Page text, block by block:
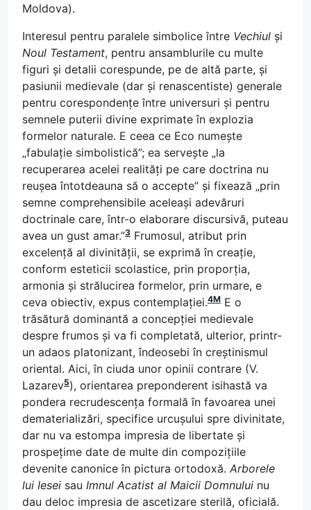
Moldova).
Interesul pentru paralele simbolice între Vechiul și
Noul Testament, pentru ansamblurile cu multe
figuri și detalii corespunde, pe de altă parte, și
pasiunii medievale (dar și renascentiste) generale
pentru corespondențe între universuri și pentru
semnele puterii divine exprimate în explozia
formelor naturale. E ceea ce Eco numește
„fabulație simbolistică”; ea servește „la
recuperarea acelei realități pe care doctrina nu
reușea întotdeauna să o accepte” și fixează „prin
semne comprehensibile aceleași adevăruri
doctrinale care, într-o elaborare discursivă, puteau
avea un gust amar.”3 Frumosul, atribut prin
excelență al divinității, se exprimă în creație,
conform esteticii scolastice, prin proporția,
armonia și strălucirea formelor, prin urmare, e
ceva obiectiv, expus contemplației.4M E o
trăsătură dominantă a concepției medievale
despre frumos și va fi completată, ulterior, printr-
un adaos platonizant, îndeosebi în creștinismul
oriental. Aici, în ciuda unor opinii contrare (V.
Lazarev5), orientarea preponderent isihastă va
pondera recrudescența formală în favoarea unei
dematerializări, specifice urcușului spre divinitate,
dar nu va estompa impresia de libertate și
prospețime date de multe din compozițiile
devenite canonice în pictura ortodoxă. Arborele
lui Iesei sau Imnul Acatist al Maicii Domnului nu
dau deloc impresia de ascetizare sterilă, oficială.